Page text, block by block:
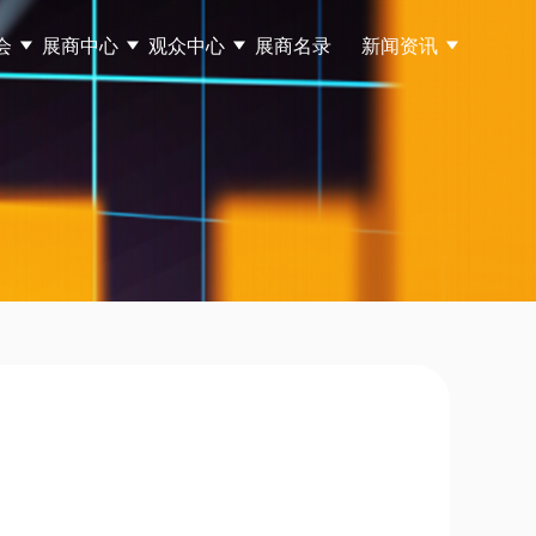
展商中心 观众中心 展商名录 新闻资讯